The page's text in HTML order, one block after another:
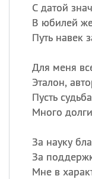
С датой
В юбилей
Путь навек
Для меня
Эталон,
Пусть
Много
За науку
За
Мне в